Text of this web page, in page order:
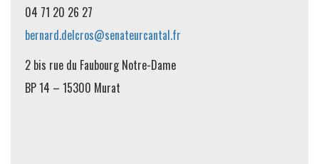
04 71 20 26 27
bernard.delcros@senateurcantal.fr
2 bis rue du Faubourg Notre-Dame
BP 14 – 15300 Murat